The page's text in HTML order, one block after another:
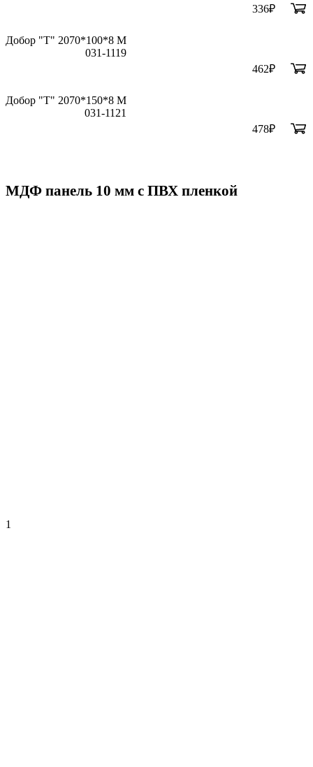
336₽
Добор "Т" 2070*100*8 М
031-1119
462₽
Добор "Т" 2070*150*8 М
031-1121
478₽
МДФ панель 10 мм с ПВХ пленкой
1